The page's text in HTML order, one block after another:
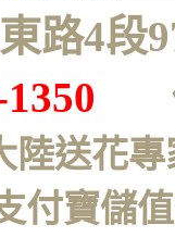
東路4
1350
陸送花
付寶儲